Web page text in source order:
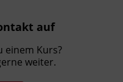
auf
einem Kurs?
weiter.